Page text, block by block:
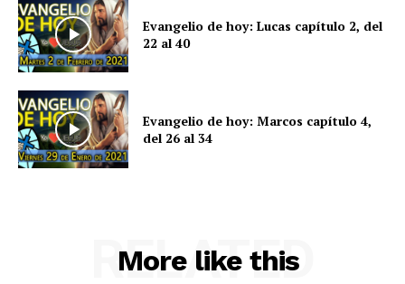
Evangelio de hoy: Lucas capítulo 2, del
22 al 40
Evangelio de hoy: Marcos capítulo 4,
del 26 al 34
More like this
RELATED